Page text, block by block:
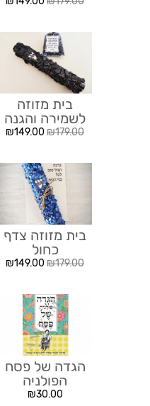
בית מזוזה
לשמירה והגנה
₪179.00
₪149.00
בית מזוזה צדף
כחול
₪179.00
₪149.00
הגדה של פסח
הפולניה
₪30.00